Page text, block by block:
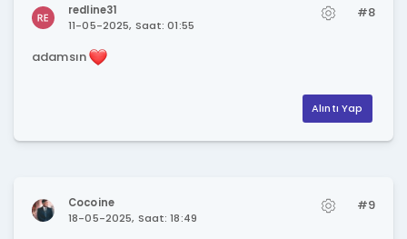
redline31
11-05-2025, Saat: 01:55
#8
adamsın
Alıntı Yap
Cocoine
18-05-2025, Saat: 18:49
#9